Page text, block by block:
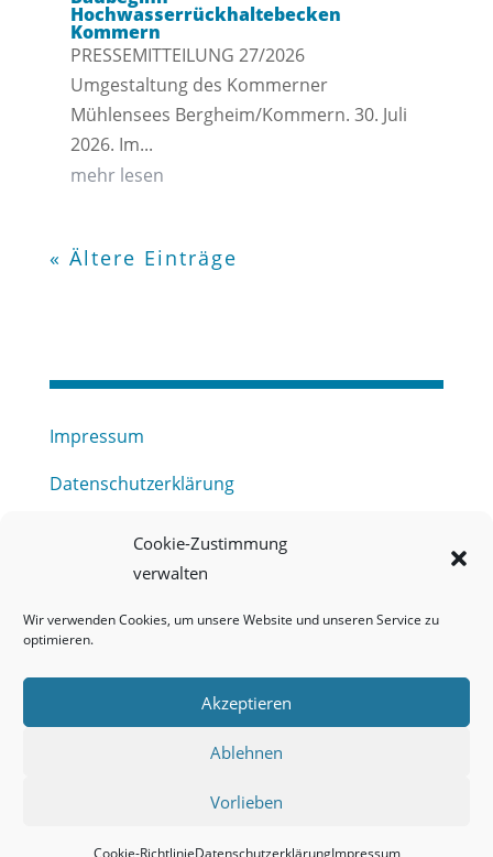
Cookie-Zustimmung
verwalten
Wir verwenden Cookies, um unsere Website und unseren Service zu
optimieren.
Akzeptieren
Ablehnen
Vorlieben
Cookie-RichtlinieDatenschutzerklärungImpressum
Hochwasserrückhaltebecken
Kommern
PRESSEMITTEILUNG 27/2026
Umgestaltung des Kommerner
Mühlensees Bergheim/Kommern. 30. Juli
2026. Im...
mehr lesen
« Ältere Einträge
Impressum
Datenschutzerklärung
Haftungsausschluss
Barrierefreiheitserklärung
Meldestelle (HinSchG) des Erftverbandes
Onlineportal Grundwassernutzung